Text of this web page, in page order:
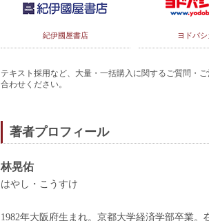
紀伊國屋書店 ヨドバシ
テキスト採用など、大量・一括購入に関するご質問・
合わせください。
著者プロフィール
林晃佑
はやし・こうすけ
1982年大阪府生まれ。京都大学経済学部卒業